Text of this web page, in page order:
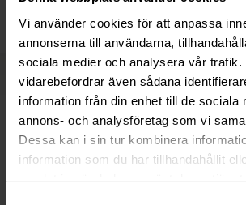
Vi använder cookies för att anpassa
annonserna till användarna,
sociala medier och analysera vår trafik.
vidarebefordrar även sådana
information från din enhet till de sociala
annons- och analysföretag som vi
Dessa kan i sin tur kombinera
information som du har tillhandahållit
Fler nyheter
17 Mar 2026
Anbudsunderlag: